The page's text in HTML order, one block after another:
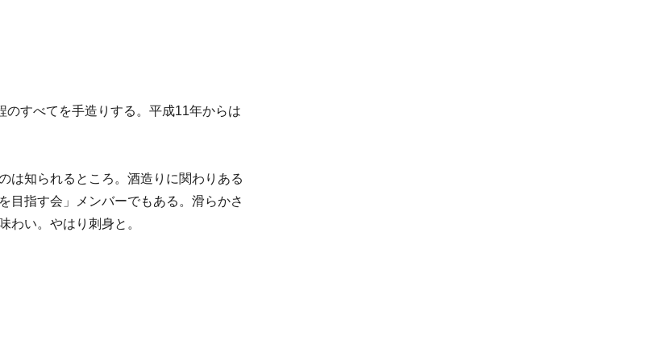
すべてを手造りする。平成11年からは
は知られるところ。酒造りに関わりある
目指す会」メンバーでもある。滑らかさ
わい。やはり刺身と。